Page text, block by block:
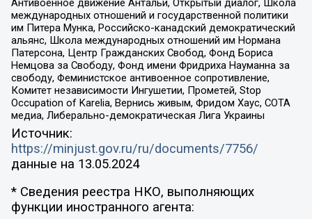
Антивоенное движение Антальи, Открытый диалог, Школа
международных отношений и государственной политики
им Питера Мунка, Российско-канадский демократический
альянс, Школа международных отношений им Нормана
Патерсона, Центр Гражданских Свобод, Фонд Бориса
Немцова за Свободу, Фонд имени Фридриха Науманна за
свободу, Феминистское антивоенное сопротивление,
Комитет независимости Ингушетии, Прометей, Stop
Occupation of Karelia, Вернись живым, Фридом Хаус, СОТА
медиа, Либерально-демократическая Лига Украины
Источник:
https://minjust.gov.ru/ru/documents/7756/
данные на 13.05.2024
* Сведения реестра НКО, выполняющих
функции иностранного агента: